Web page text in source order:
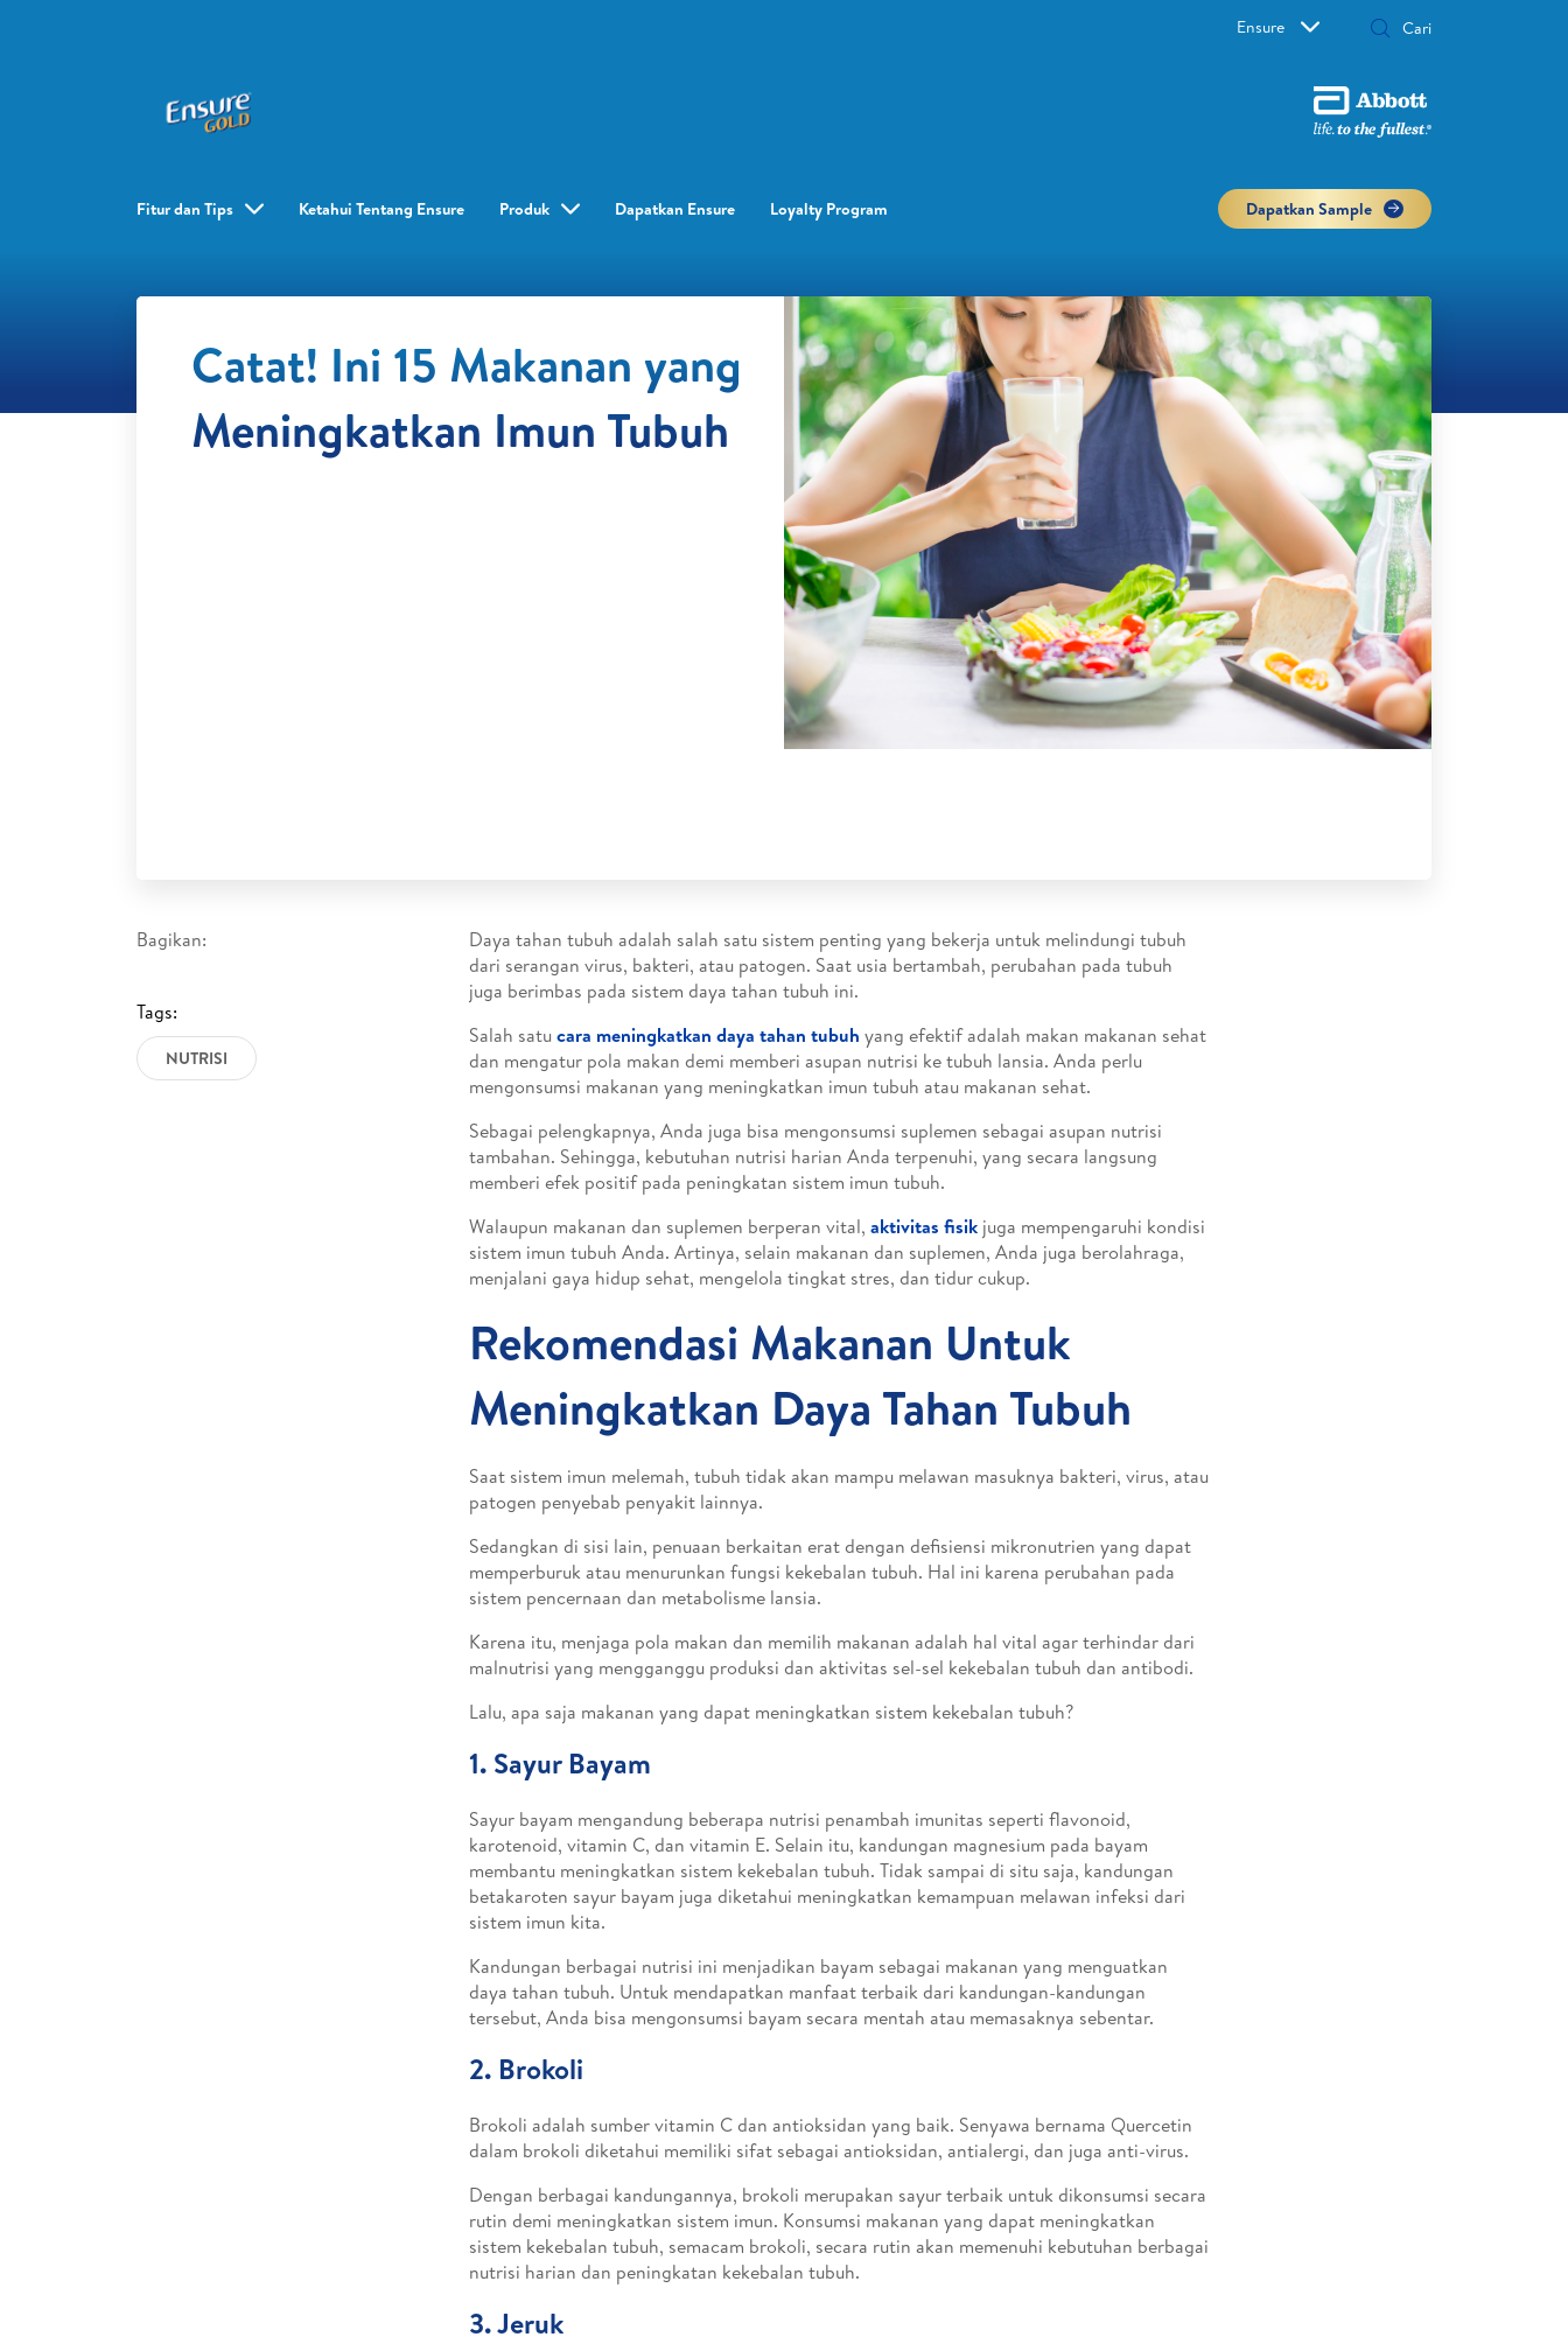
Ensure
Fitur dan Tips Ketahui Tentang Ensure Produk Dapatkan Ensure Loyalty Program​ Dapatkan Sample
Catat! Ini 15 Makanan yang
Meningkatkan Imun Tubuh
Bagikan:
Tags:
NUTRISI
Daya tahan tubuh adalah salah satu sistem penting yang bekerja untuk melindungi tubuh
dari serangan virus, bakteri, atau patogen. Saat usia bertambah, perubahan pada tubuh
juga berimbas pada sistem daya tahan tubuh ini.
Salah satucara meningkatkan daya tahan tubuh yang efektif adalah makan makanan sehat
dan mengatur pola makan demi memberi asupan nutrisi ke tubuh lansia. Anda perlu
mengonsumsi makanan yang meningkatkan imun tubuh atau makanan sehat.
Sebagai pelengkapnya, Anda juga bisa mengonsumsi suplemen sebagai asupan nutrisi
tambahan. Sehingga, kebutuhan nutrisi harian Anda terpenuhi, yang secara langsung
memberi efek positif pada peningkatan sistem imun tubuh.
Walaupun makanan dan suplemen berperan vital, aktivitas fisik juga mempengaruhi kondisi
sistem imun tubuh Anda. Artinya, selain makanan dan suplemen, Anda juga berolahraga,
menjalani gaya hidup sehat, mengelola tingkat stres, dan tidur cukup.
Rekomendasi Makanan Untuk
Meningkatkan Daya Tahan Tubuh
Saat sistem imun melemah, tubuh tidak akan mampu melawan masuknya bakteri, virus, atau
patogen penyebab penyakit lainnya.
Sedangkan di sisi lain, penuaan berkaitan erat dengan defisiensi mikronutrien yang dapat
memperburuk atau menurunkan fungsi kekebalan tubuh. Hal ini karena perubahan pada
sistem pencernaan dan metabolisme lansia.
Karena itu, menjaga pola makan dan memilih makanan adalah hal vital agar terhindar dari
malnutrisi yang mengganggu produksi dan aktivitas sel-sel kekebalan tubuh dan antibodi.
Lalu, apa saja makanan yang dapat meningkatkan sistem kekebalan tubuh?
1. Sayur Bayam
Sayur bayam mengandung beberapa nutrisi penambah imunitas seperti flavonoid,
karotenoid, vitamin C, dan vitamin E. Selain itu, kandungan magnesium pada bayam
membantu meningkatkan sistem kekebalan tubuh. Tidak sampai di situ saja, kandungan
betakaroten sayur bayam juga diketahui meningkatkan kemampuan melawan infeksi dari
sistem imun kita.
Kandungan berbagai nutrisi ini menjadikan bayam sebagai makanan yang menguatkan
daya tahan tubuh. Untuk mendapatkan manfaat terbaik dari kandungan-kandungan
tersebut, Anda bisa mengonsumsi bayam secara mentah atau memasaknya sebentar.
2. Brokoli
Brokoli adalah sumber vitamin C dan antioksidan yang baik. Senyawa bernama Quercetin
dalam brokoli diketahui memiliki sifat sebagai antioksidan, antialergi, dan juga anti-virus.
Dengan berbagai kandungannya, brokoli merupakan sayur terbaik untuk dikonsumsi secara
rutin demi meningkatkan sistem imun. Konsumsi makanan yang dapat meningkatkan
sistem kekebalan tubuh, semacam brokoli, secara rutin akan memenuhi kebutuhan berbagai
nutrisi harian dan peningkatan kekebalan tubuh.
3. Jeruk